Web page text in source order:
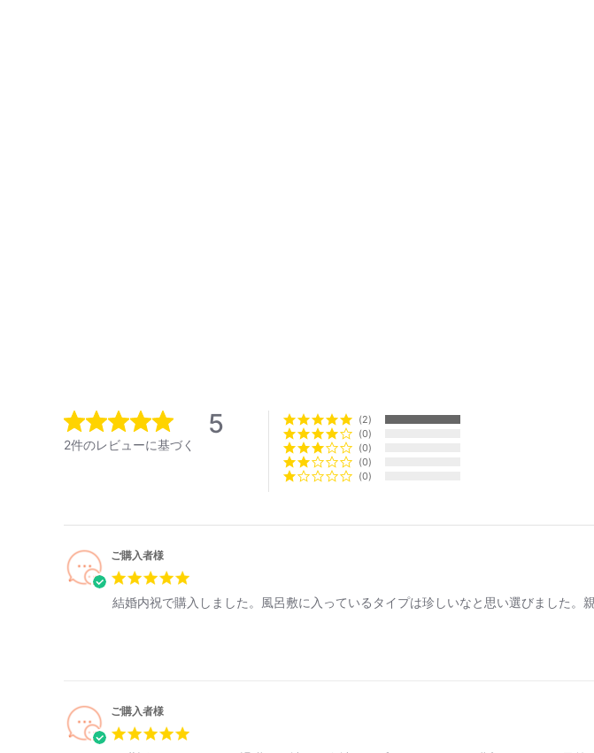
5
2件のレビューに基づく
2
0
0
0
0
ご購入者様
結婚内祝で購入しました。風呂敷に入っているタイプは珍しいなと思い選びました
ご購入者様